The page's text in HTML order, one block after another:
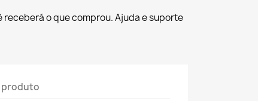
o que comprou. Ajuda e suporte
produto